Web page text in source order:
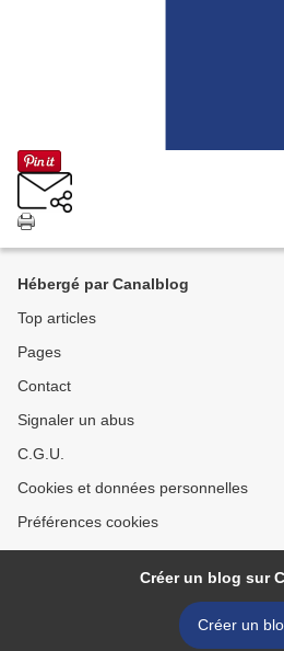
Hébergé par Canalblog
Top articles
Pages
Contact
Signaler un abus
C.G.U.
Cookies et données personnelles
Préférences cookies
Créer un blog sur
Créer un